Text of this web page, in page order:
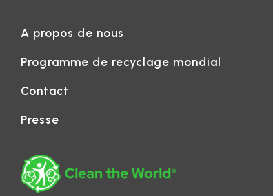
A propos de nous
Programme de recyclage mondial
Contact
Presse